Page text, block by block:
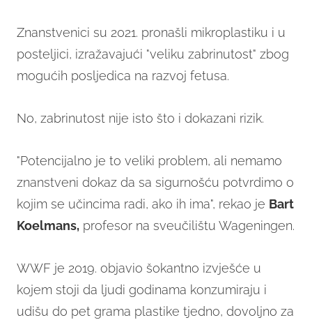
Znanstvenici su 2021. pronašli mikroplastiku i u
posteljici, izražavajući "veliku zabrinutost" zbog
mogućih posljedica na razvoj fetusa.
No, zabrinutost nije isto što i dokazani rizik.
"Potencijalno je to veliki problem, ali nemamo
znanstveni dokaz da sa sigurnošću potvrdimo o
kojim se učincima radi, ako ih ima", rekao je Bart
Koelmans, profesor na sveučilištu Wageningen.
WWF je 2019. objavio šokantno izvješće u
kojem stoji da ljudi godinama konzumiraju i
udišu do pet grama plastike tjedno, dovoljno za